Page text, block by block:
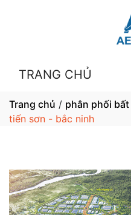
TRANG CHỦ
Trang chủ / phân phối
tiến sơn - bắc ninh